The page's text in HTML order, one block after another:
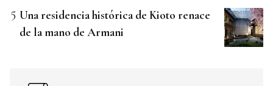
Una residencia histórica de Kioto renace
de la mano de Armani